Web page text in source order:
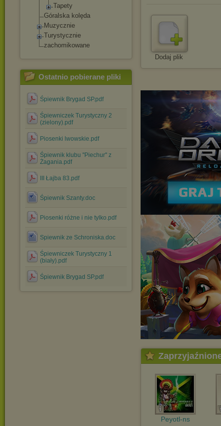
Tapety
Góralska kolęda
Muzycznie
Turystycznie
zachomikowane
Ostatnio pobierane pliki
Śpiewnik Brygad SP.pdf
Śpiewniczek Turystyczny 2
(zielony).pdf
Piosenki lwowskie.pdf
Śpiewnik klubu ''Piechur'' z
Żagania.pdf
III Łajba 83.pdf
Śpiewnik Szanty.doc
Piosenki różne i nie tylko.pdf
Spiewnik ze Schroniska.doc
Śpiewniczek Turystyczny 1
(biały).pdf
Śpiewnik Brygad SP.pdf
Dodaj plik
Peyotl-ns